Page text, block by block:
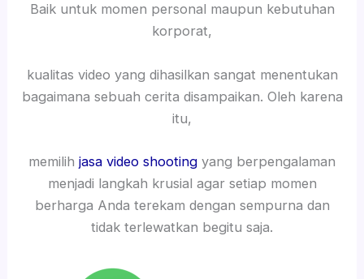
Baik untuk momen personal maupun kebutuhan
korporat,
kualitas video yang dihasilkan sangat menentukan
bagaimana sebuah cerita disampaikan. Oleh karena
itu,
memilih jasa video shooting yang berpengalaman
menjadi langkah krusial agar setiap momen
berharga Anda terekam dengan sempurna dan
tidak terlewatkan begitu saja.